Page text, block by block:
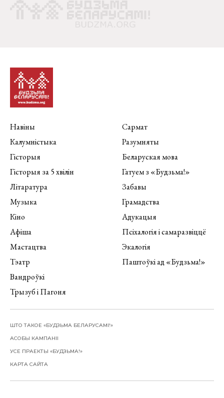
Навіны
Калумністыка
Гісторыя
Гісторыя за 5 хвілін
Літаратура
Музыка
Кіно
Афіша
Мастацтва
Тэатр
Вандроўкі
Трызуб і Пагоня
Сармат
Разумняты
Беларуская мова
Гатуем з «Будзьма!»
Забавы
Грамадства
Адукацыя
Псіхалогія і самаразвіццё
Экалогія
Паштоўкі ад «Будзьма!»
ШТО ТАКОЕ «БУДЗЬМА БЕЛАРУСАМІ!»
АСОБЫ КАМПАНІІ
УСЕ ПРАЕКТЫ «БУДЗЬМА!»
КАРТА САЙТА